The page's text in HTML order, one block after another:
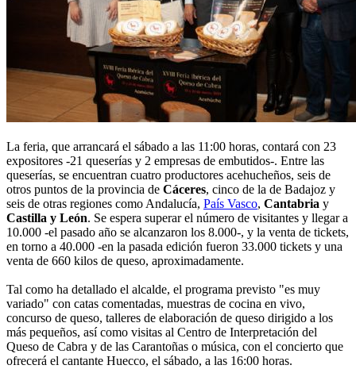
La feria, que arrancará el sábado a las 11:00 horas, contará con 23
expositores -21 queserías y 2 empresas de embutidos-. Entre las
queserías, se encuentran cuatro productores acehucheños, seis de
otros puntos de la provincia de Cáceres, cinco de la de Badajoz y
seis de otras regiones como Andalucía, País Vasco, Cantabria y
Castilla y León. Se espera superar el número de visitantes y llegar a
10.000 -el pasado año se alcanzaron los 8.000-, y la venta de tickets,
en torno a 40.000 -en la pasada edición fueron 33.000 tickets y una
venta de 660 kilos de queso, aproximadamente.
Tal como ha detallado el alcalde, el programa previsto "es muy
variado" con catas comentadas, muestras de cocina en vivo,
concurso de queso, talleres de elaboración de queso dirigido a los
más pequeños, así como visitas al Centro de Interpretación del
Queso de Cabra y de las Carantoñas o música, con el concierto que
ofrecerá el cantante Huecco, el sábado, a las 16:00 horas.